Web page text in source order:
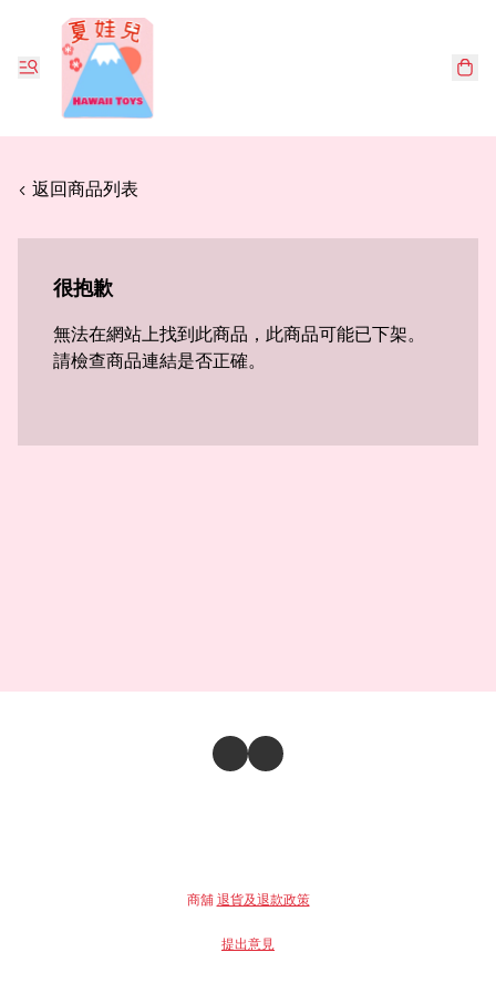
< 返回商品列表
很抱歉
無法在網站上找到此商品，此商品可能已下架。
請檢查商品連結是否正確。
商舖 退貨及退款政策
提出意見